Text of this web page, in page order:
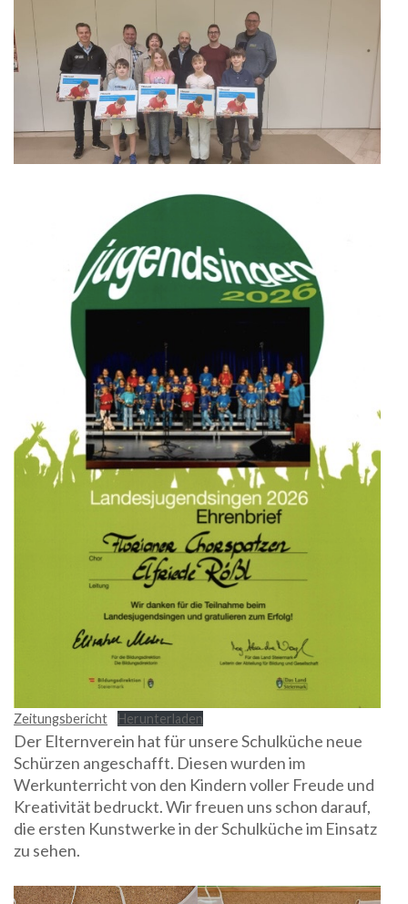
Zeitungsbericht Herunterladen
Der Elternverein hat für unsere Schulküche neue
Schürzen angeschafft. Diesen wurden im
Werkunterricht von den Kindern voller Freude und
Kreativität bedruckt. Wir freuen uns schon darauf,
die ersten Kunstwerke in der Schulküche im Einsatz
zu sehen.